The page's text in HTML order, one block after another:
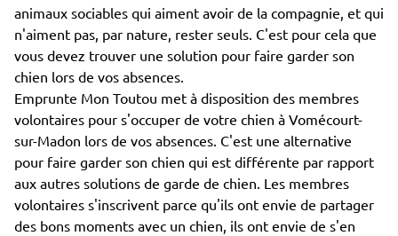
animaux sociables qui aiment avoir de la compagnie, et qui
n'aiment pas, par nature, rester seuls. C'est pour cela que
vous devez trouver une solution pour faire garder son
chien lors de vos absences.
Emprunte Mon Toutou met à disposition des membres
volontaires pour s'occuper de votre chien à Vomécourt-
sur-Madon lors de vos absences. C'est une alternative
pour faire garder son chien qui est différente par rapport
aux autres solutions de garde de chien. Les membres
volontaires s'inscrivent parce qu'ils ont envie de partager
des bons moments avec un chien, ils ont envie de s'en